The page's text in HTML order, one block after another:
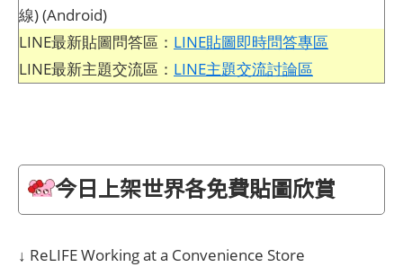
線) (Android)
LINE最新貼圖問答區： LINE貼圖即時問答專區
LINE最新主題交流區： LINE主題交流討論區
今日上架世界各免費貼圖欣賞
↓ ReLIFE Working at a Convenience Store